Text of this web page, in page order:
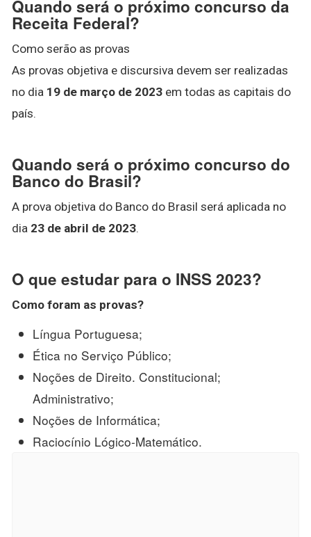
Quando será o próximo concurso da
Receita Federal?
Como serão as provas
As provas objetiva e discursiva devem ser realizadas
no dia 19 de março de 2023 em todas as capitais do
país.
Quando será o próximo concurso do
Banco do Brasil?
A prova objetiva do Banco do Brasil será aplicada no
dia 23 de abril de 2023.
O que estudar para o INSS 2023?
Como foram as provas?
Língua Portuguesa;
Ética no Serviço Público;
Noções de Direito. Constitucional;
Administrativo;
Noções de Informática;
Raciocínio Lógico-Matemático.